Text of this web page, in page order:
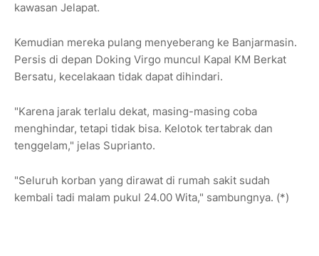
kawasan Jelapat.
Kemudian mereka pulang menyeberang ke Banjarmasin.
Persis di depan Doking Virgo muncul Kapal KM Berkat
Bersatu, kecelakaan tidak dapat dihindari.
"Karena jarak terlalu dekat, masing-masing coba
menghindar, tetapi tidak bisa. Kelotok tertabrak dan
tenggelam," jelas Suprianto.
"Seluruh korban yang dirawat di rumah sakit sudah
kembali tadi malam pukul 24.00 Wita," sambungnya. (*)